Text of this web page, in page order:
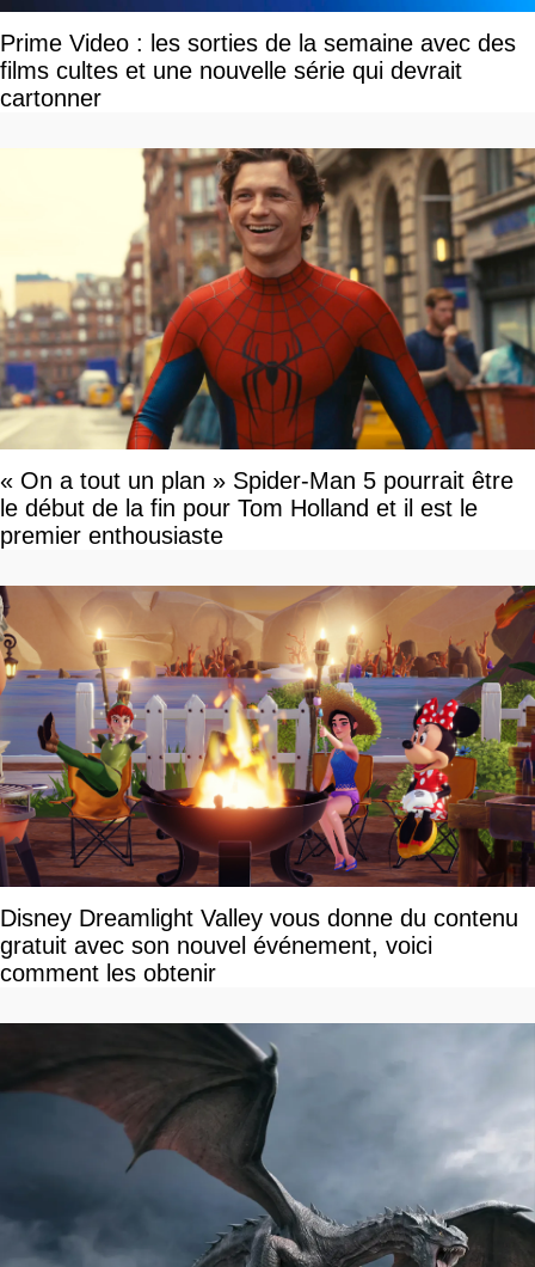
Prime Video : les sorties de la semaine avec des
films cultes et une nouvelle série qui devrait
cartonner
« On a tout un plan » Spider-Man 5 pourrait être
le début de la fin pour Tom Holland et il est le
premier enthousiaste
Disney Dreamlight Valley vous donne du contenu
gratuit avec son nouvel événement, voici
comment les obtenir